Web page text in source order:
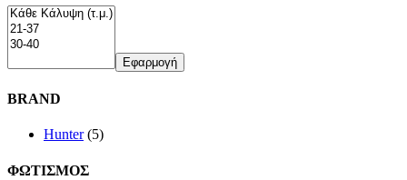
Εφαρμογή
BRAND
Hunter (5)
ΦΩΤΙΣΜΟΣ